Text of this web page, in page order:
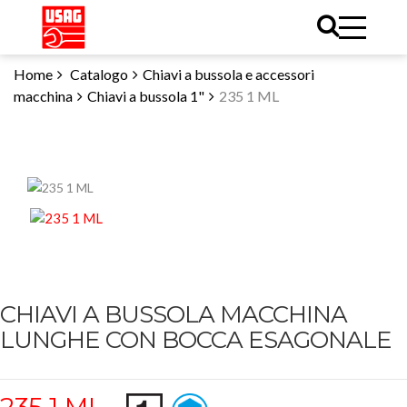
Home Catalogo
Chiavi a bussola e accessori
macchina
Chiavi a bussola 1" 235 1 ML
CHIAVI A BUSSOLA MACCHINA
LUNGHE CON BOCCA ESAGONALE